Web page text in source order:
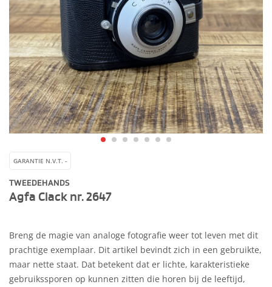
GARANTIE N.V.T. -
TWEEDEHANDS
Agfa Clack nr. 2647
Breng de magie van analoge fotografie weer tot leven met dit
prachtige exemplaar. Dit artikel bevindt zich in een gebruikte,
maar nette staat. Dat betekent dat er lichte, karakteristieke
gebruikssporen op kunnen zitten die horen bij de leeftijd,